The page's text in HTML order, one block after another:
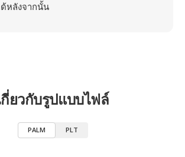
หลังจากนั้น
กี่ยวกับรูปแบบไฟล์
PALM PLT